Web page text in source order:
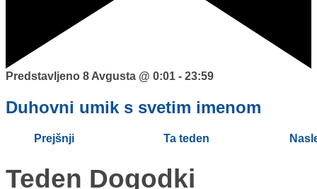
Predstavljeno 8 Avgusta @ 0:01 - 23:59
Duhovni umik s svetim imenom
Prejšnji Ta teden
Teden Dogodki